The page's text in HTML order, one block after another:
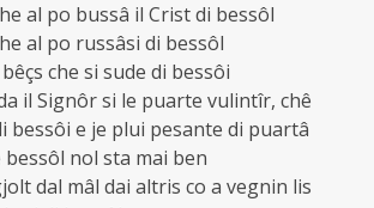
al po bussâ il Crist di bessôl
al po russâsi di bessôl
che si sude di bessôi
il Signôr si le puarte vulintîr, chê
bessôi e je plui pesante di puartâ
bessôl nol sta mai ben
dal mâl dai altris co a vegnin lis